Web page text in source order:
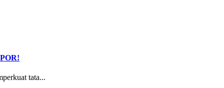
tata...